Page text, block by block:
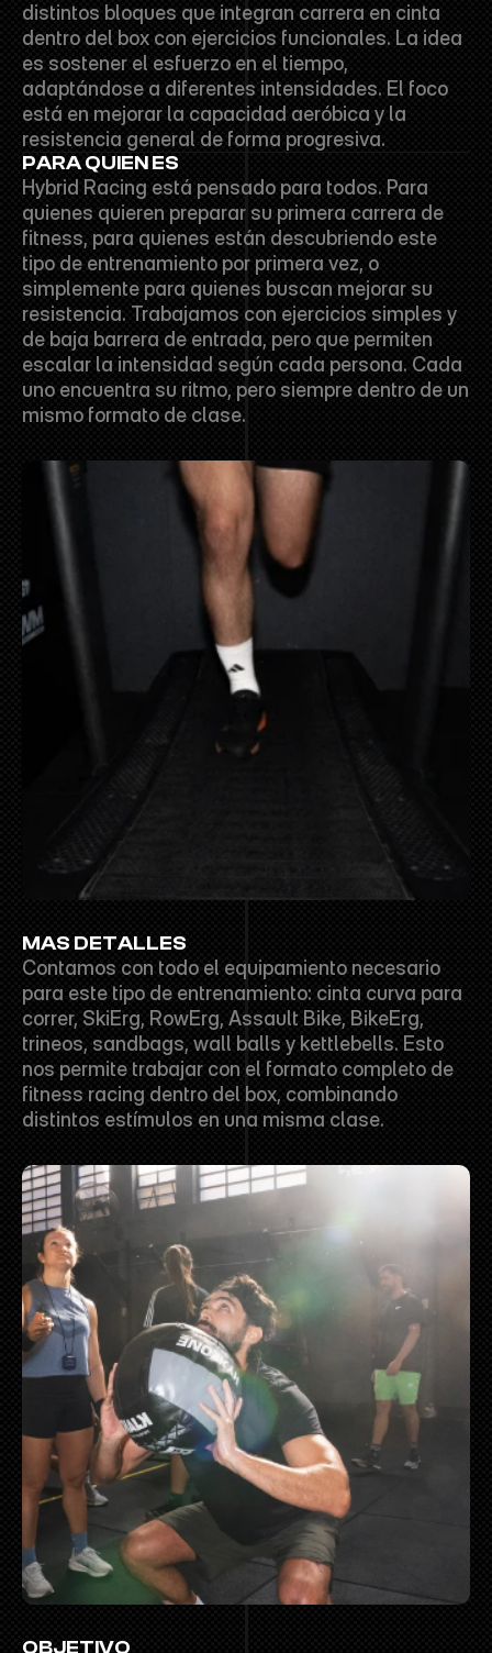
distintos bloques que integran carrera en cinta
dentro del box con ejercicios funcionales. La idea
es sostener el esfuerzo en el tiempo,
adaptándose a diferentes intensidades. El foco
está en mejorar la capacidad aeróbica y la
resistencia general de forma progresiva.
PARA QUIEN ES
Hybrid Racing está pensado para todos. Para
quienes quieren preparar su primera carrera de
fitness, para quienes están descubriendo este
tipo de entrenamiento por primera vez, o
simplemente para quienes buscan mejorar su
resistencia. Trabajamos con ejercicios simples y
de baja barrera de entrada, pero que permiten
escalar la intensidad según cada persona. Cada
uno encuentra su ritmo, pero siempre dentro de un
mismo formato de clase.
MAS DETALLES
Contamos con todo el equipamiento necesario
para este tipo de entrenamiento: cinta curva para
correr, SkiErg, RowErg, Assault Bike, BikeErg,
trineos, sandbags, wall balls y kettlebells. Esto
nos permite trabajar con el formato completo de
fitness racing dentro del box, combinando
distintos estímulos en una misma clase.
OBJETIVO